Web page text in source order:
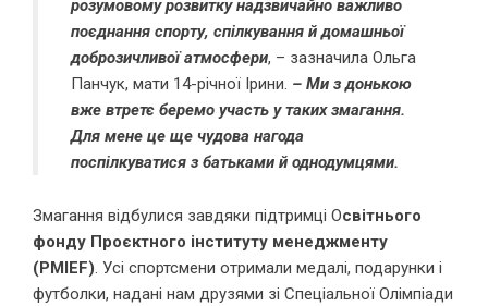
розумовому розвитку надзвичайно важливо
поєднання спорту, спілкування й домашньої
доброзичливої атмосфери, – зазначила Ольга
Панчук, мати 14-річної Ірини. – Ми з донькою
вже втретє беремо участь у таких змагання.
Для мене це ще чудова нагода
поспілкуватися з батьками й однодумцями.
Змагання відбулися завдяки підтримці Освітнього
фонду Проєктного інституту менеджменту
(PMIEF). Усі спортсмени отримали медалі, подарунки і
футболки, надані нам друзями зі Спеціальної Олімпіади